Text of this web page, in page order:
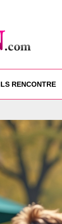
RENCONTRE